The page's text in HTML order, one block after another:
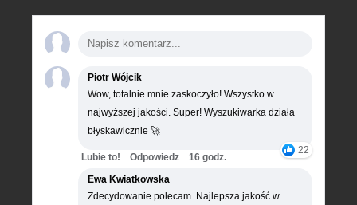
Piotr Wójcik
Wow, totalnie mnie zaskoczyło! Wszystko w
najwyższej jakości. Super! Wyszukiwarka działa
błyskawicznie 🚀
22
Lubie to! Odpowiedz
16 godz.
Ewa Kwiatkowska
Zdecydowanie polecam. Najlepsza jakość w